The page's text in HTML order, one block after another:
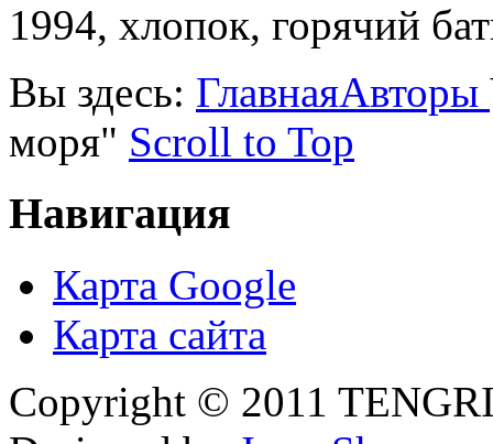
1994, хлопок, горячий
Вы здесь: ГлавнаяАвторы
моря" Scroll to Top
Навигация
Карта Google
Карта сайта
Copyright © 2011